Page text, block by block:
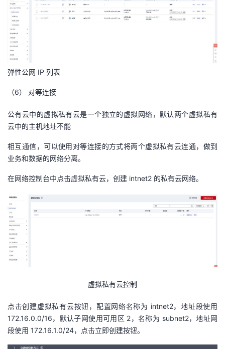
弹性公网 IP 列表
（6） 对等连接
公有云中的虚拟私有云是一个独立的虚拟网络，默认两个虚拟私有
云中的主机地址不能
相互通信，可以使用对等连接的方式将两个虚拟私有云连通，做到
业务和数据的网络分离。
在网络控制台中点击虚拟私有云，创建 intnet2 的私有云网络。
虚拟私有云控制
点击创建虚拟私有云按钮，配置网络名称为 intnet2，地址段使用
172.16.0.0/16，默认子网使用可用区 2，名称为 subnet2，地址网
段使用 172.16.1.0/24，点击立即创建按钮。